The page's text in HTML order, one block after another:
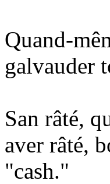
Quand-
galvauder
San râté,
aver râté,
"cash."